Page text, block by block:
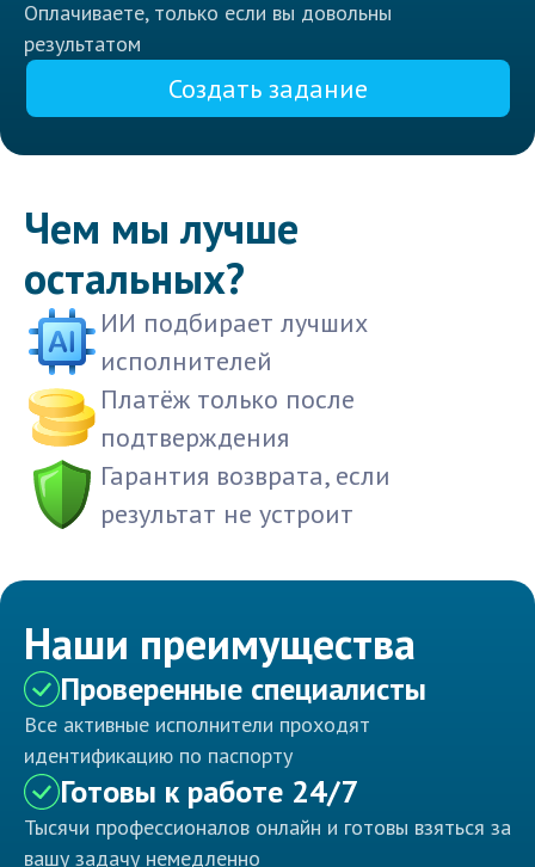
Оплачиваете, только если вы довольны
результатом
Создать задание
Чем мы лучше
остальных?
ИИ подбирает лучших
исполнителей
Платёж только после
подтверждения
Гарантия возврата, если
результат не устроит
Наши преимущества
Проверенные специалисты
Все активные исполнители проходят
идентификацию по паспорту
Готовы к работе 24/7
Тысячи профессионалов онлайн и готовы взяться за
вашу задачу немедленно